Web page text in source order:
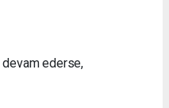
ederse,